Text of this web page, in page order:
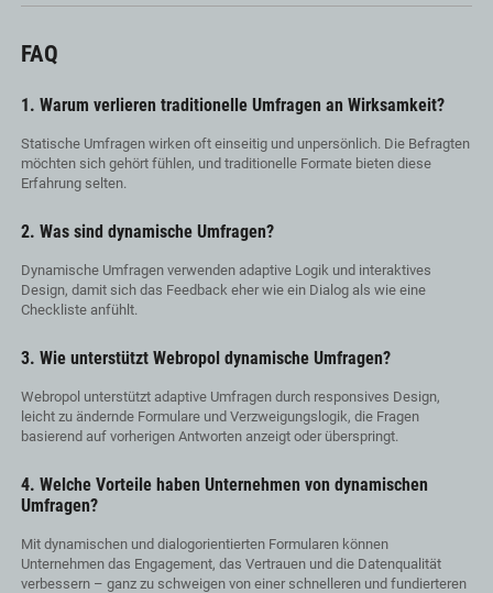
FAQ
1. Warum verlieren traditionelle Umfragen an Wirksamkeit?
Statische Umfragen wirken oft einseitig und unpersönlich. Die Befragten
möchten sich gehört fühlen, und traditionelle Formate bieten diese
Erfahrung selten.
2. Was sind dynamische Umfragen?
Dynamische Umfragen verwenden adaptive Logik und interaktives
Design, damit sich das Feedback eher wie ein Dialog als wie eine
Checkliste anfühlt.
3. Wie unterstützt Webropol dynamische Umfragen?
Webropol unterstützt adaptive Umfragen durch responsives Design,
leicht zu ändernde Formulare und Verzweigungslogik, die Fragen
basierend auf vorherigen Antworten anzeigt oder überspringt.
4. Welche Vorteile haben Unternehmen von dynamischen
Umfragen?
Mit dynamischen und dialogorientierten Formularen können
Unternehmen das Engagement, das Vertrauen und die Datenqualität
verbessern – ganz zu schweigen von einer schnelleren und fundierteren